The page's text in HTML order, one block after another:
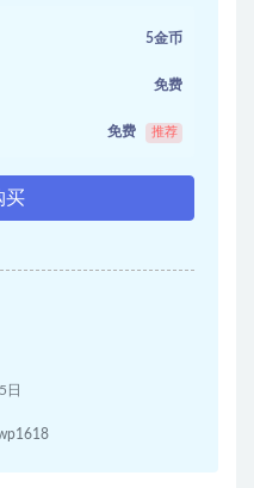
5金币
免费
免费 推荐
买
日